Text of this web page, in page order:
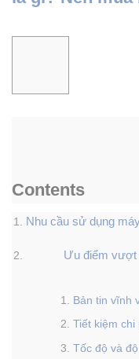
Contents
Nhu cầu sử dụng
Ưu điểm vượt
Bản tin vĩnh
Tiết kiệm
Tốc độ và